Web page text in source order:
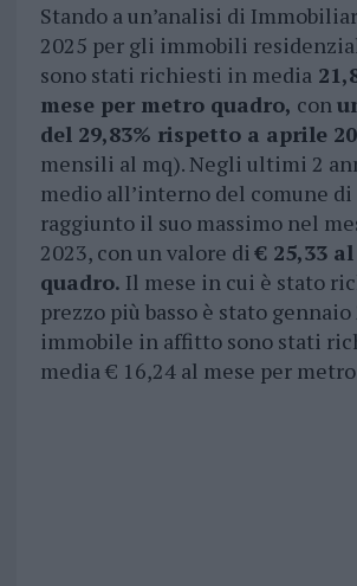
Stando a un’analisi di
2025 per gli immobili
sono stati richiesti in media
mese per metro quadro, con
del 29,83% rispetto a aprile
mensili al mq). Negli ultimi 2
medio all’interno del comune di
raggiunto il suo massimo nel
2023, con un valore di€ 25,33
quadro. Il mese in cui è stato
prezzo più basso è stato
immobile in affitto sono stati
media € 16,24 al mese per